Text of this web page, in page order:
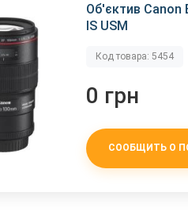
Об'єктив Canon
IS USM
Код товара: 5454
0 грн
СООБЩИТЬ О